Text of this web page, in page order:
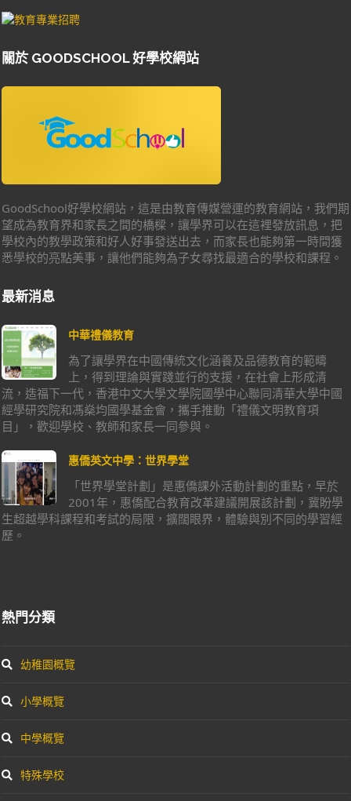
關於 GOODSCHOOL 好學校網站
GoodSchool好學校網站，這是由教育傳媒營運的教育網站，我們期
望成為教育界和家長之間的橋樑，讓學界可以在這裡發放訊息，把
學校內的教學政策和好人好事發送出去，而家長也能夠第一時間獲
悉學校的亮點美事，讓他們能夠為子女尋找最適合的學校和課程。
最新消息
中華禮儀教育
為了讓學界在中國傳統文化涵養及品德教育的範疇
上，得到理論與實踐並行的支援，在社會上形成清
流，造福下一代，香港中文大學文學院國學中心聯同清華大學中國
經學研究院和馮燊均國學基金會，攜手推動「禮儀文明教育項
目」，歡迎學校、教師和家長一同參與。
惠僑英文中學：世界學堂
「世界學堂計劃」是惠僑課外活動計劃的重點，早於
2001年，惠僑配合教育改革建議開展該計劃，冀盼學
生超越學科課程和考試的局限，擴闊眼界，體驗與別不同的學習經
歷。
熱門分類
幼稚園概覽
小學概覽
中學概覽
特殊學校